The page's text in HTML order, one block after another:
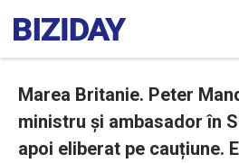
Marea Britanie. Peter
ministru și ambasador în
apoi eliberat pe cauțiune.